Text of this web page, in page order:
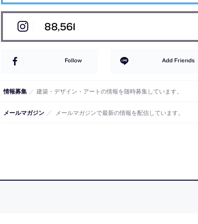
88,561
Follow Add Friends
情報募集 ／ 建築・デザイン・アートの情報を随時募集しています。
メールマガジン ／ メールマガジンで最新の情報を配信しています。